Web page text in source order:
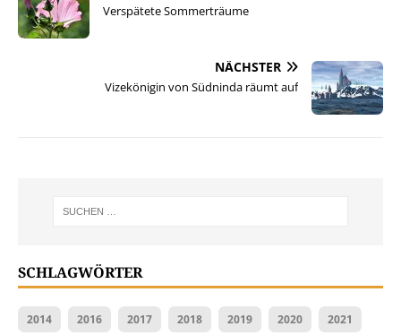
Verspätete Sommerträume
NÄCHSTER
Vizekönigin von Südninda räumt auf
SCHLAGWÖRTER
2014 2016 2017 2018 2019 2020 2021